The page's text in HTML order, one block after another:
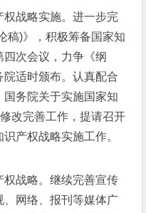
略实施。进一步完
稿)》，积极筹备国家知
次会议，力争《纲
适时颁布。认真配合
务院关于实施国家知
改完善工作，提请召开
产权战略实施工作。
略。继续完善宣传
网络、报刊等媒体广